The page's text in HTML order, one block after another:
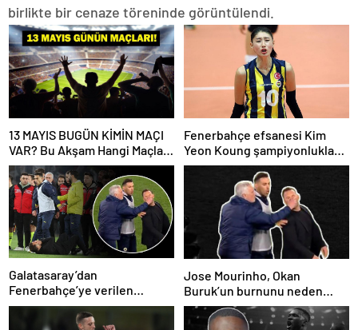
birlikte bir cenaze töreninde görüntülendi.
13 MAYIS BUGÜN KİMİN MAÇI
VAR? Bu Akşam Hangi Maçlar
Var? 13 Mayıs Günün Maçları
Fenerbahçe efsanesi Kim
Yeon Koung şampiyonlukla
veda etti!
Galatasaray’dan
Fenerbahçe’ye verilen
cezalar sonrası TFF’ye
Jose Mourinho, Okan
Buruk’un burnunu neden
sıktı? Aralarındaki konuşma
ortaya çıktı: “Good game”